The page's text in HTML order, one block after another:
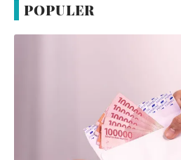
POPULER